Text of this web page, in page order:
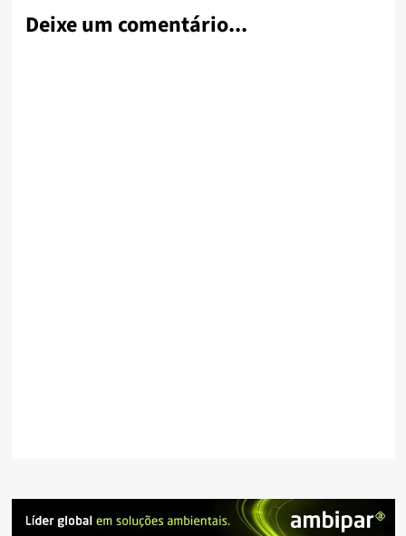
Deixe um comentário...